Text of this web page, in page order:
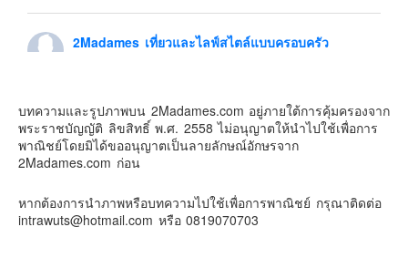
About Us
2Madames เที่ยวและไลฟ์สไตล์แบบครอบครัว
ปล. ขอบคุณเสื้อทีมน่ารักๆจากBabyLovett เสื้อผ้าเด็ก
#รักใครให้พาไปดิสนีย์แลนด์ #hongkongdisneyland
#discoverhongkong #hongkongsummerfu
Photo
View on Facebook
บทความและรูปภาพบน 2Madames.com อยู่ภายใต้การคุ้มครองจาก
พระราชบัญญัติ ลิขสิทธิ์ พ.ศ. 2558 ไม่อนุญาตให้นำไปใช้เพื่อการ
พาณิชย์โดยมิได้ขออนุญาตเป็นลายลักษณ์อักษรจาก
2Madames.com ก่อน
หากต้องการนำภาพหรือบทความไปใช้เพื่อการพาณิชย์ กรุณาติดต่อ
intrawuts@hotmail.com หรือ 0819070703